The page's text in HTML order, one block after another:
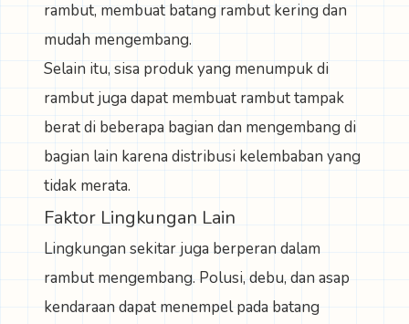
rambut, membuat batang rambut kering dan
mudah mengembang.
Selain itu, sisa produk yang menumpuk di
rambut juga dapat membuat rambut tampak
berat di beberapa bagian dan mengembang di
bagian lain karena distribusi kelembaban yang
tidak merata.
Faktor Lingkungan Lain
Lingkungan sekitar juga berperan dalam
rambut mengembang. Polusi, debu, dan asap
kendaraan dapat menempel pada batang